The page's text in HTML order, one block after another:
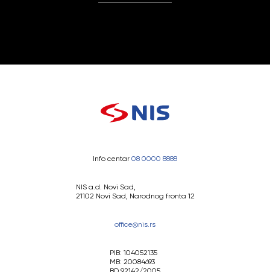
Info centar 08 0000 8888
NIS a.d. Novi Sad,
21102 Novi Sad, Narodnog fronta 12
office@nis.rs
PIB: 104052135
MB: 20084693